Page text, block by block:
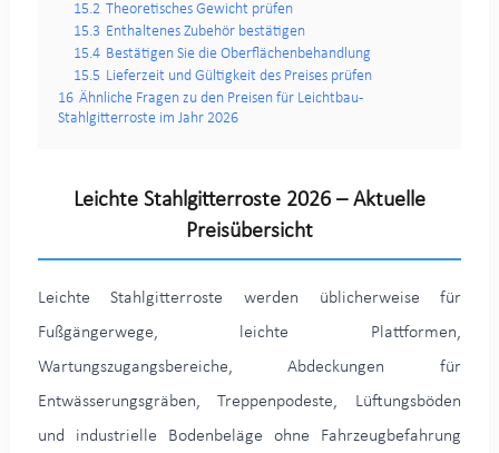
15.2 Theoretisches Gewicht prüfen
15.3 Enthaltenes Zubehör bestätigen
15.4 Bestätigen Sie die Oberflächenbehandlung
15.5 Lieferzeit und Gültigkeit des Preises prüfen
16 Ähnliche Fragen zu den Preisen für Leichtbau-
Stahlgitterroste im Jahr 2026
Leichte Stahlgitterroste 2026 – Aktuelle
Preisübersicht
Leichte Stahlgitterroste werden üblicherweise für
Fußgängerwege, leichte Plattformen,
Wartungszugangsbereiche, Abdeckungen für
Entwässerungsgräben, Treppenpodeste, Lüftungsböden
und industrielle Bodenbeläge ohne Fahrzeugbefahrung